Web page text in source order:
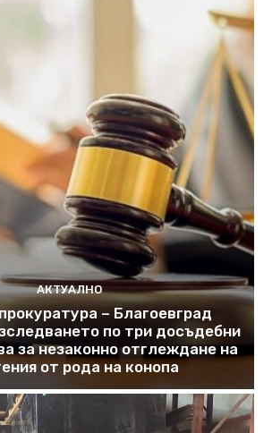
АКТУАЛНО
– Благоевград
по три досъдебни
за незаконно отглеждане на
от рода на конопа